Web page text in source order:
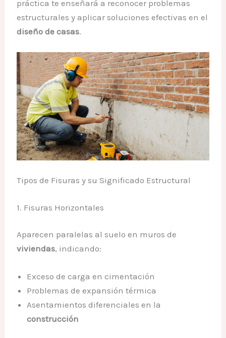
práctica te enseñará a reconocer problemas
estructurales y aplicar soluciones efectivas en el
diseño de casas.
Tipos de Fisuras y su Significado Estructural
1. Fisuras Horizontales
Aparecen paralelas al suelo en muros de
viviendas, indicando:
Exceso de carga en cimentación
Problemas de expansión térmica
Asentamientos diferenciales en la
construcción